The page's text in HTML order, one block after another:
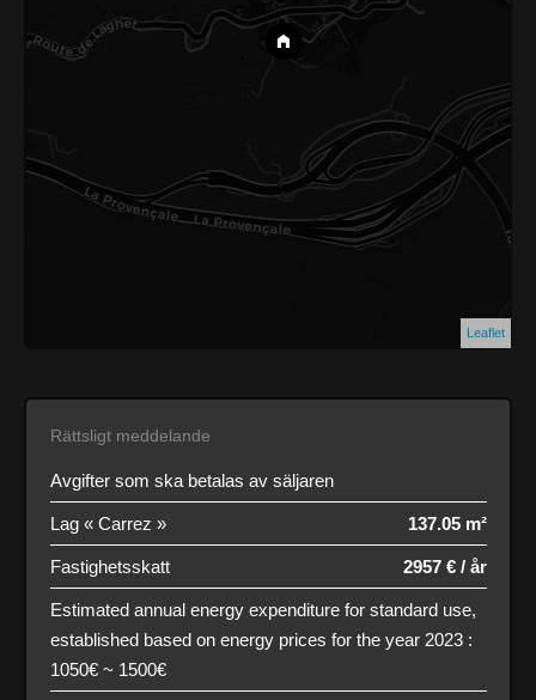
Leaflet
Rättsligt meddelande
Avgifter som ska betalas av säljaren
Lag « Carrez » 137.05 m²
Fastighetsskatt 2957 € / år
Estimated annual energy expenditure for standard use,
established based on energy prices for the year 2023 :
1050€ ~ 1500€